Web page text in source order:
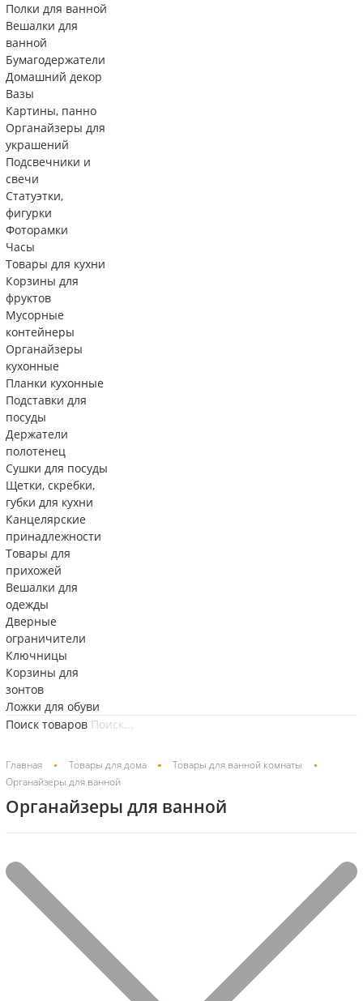
Полки для ванной
Вешалки для
ванной
Бумагодержатели
Домашний декор
Вазы
Картины, панно
Органайзеры для
украшений
Подсвечники и
свечи
Статуэтки,
фигурки
Фоторамки
Часы
Товары для кухни
Корзины для
фруктов
Мусорные
контейнеры
Органайзеры
кухонные
Планки кухонные
Подставки для
посуды
Держатели
полотенец
Сушки для посуды
Щетки, скребки,
губки для кухни
Канцелярские
принадлежности
Товары для
прихожей
Вешалки для
одежды
Дверные
ограничители
Ключницы
Корзины для
зонтов
Ложки для обуви
Поиск товаров
Главная Товары для дома
Товары для ванной комнаты
Органайзеры для ванной
Органайзеры для ванной
Фильтр
Showing all 11 results